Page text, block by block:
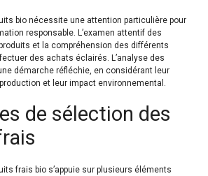
bio nécessite une attention particulière pour
responsable. L’examen attentif des
et la compréhension des différents
des achats éclairés. L’analyse des
démarche réfléchie, en considérant leur
et leur impact environnemental.
de sélection des
frais bio s’appuie sur plusieurs éléments